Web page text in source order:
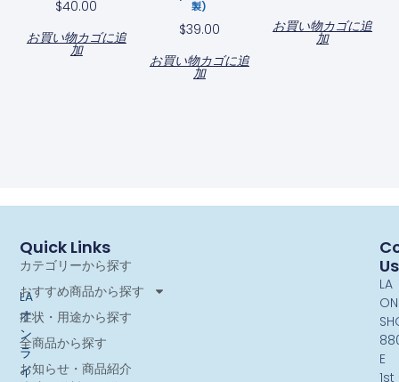
$40.00
お買い物カゴに追
加
製)
$39.00
お買い物カゴに追
加
お買い物カゴに追
加
LA
オ
ン
ラ
イ
Quick Links
カテゴリーから探す
おすすめ商品から探す
症状・用途から探す
全商品から探す
お知らせ・商品紹介
Us
LA
E
1st